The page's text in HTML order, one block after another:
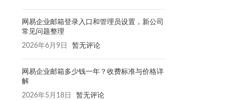
网易企业邮箱登录入口和管理员设置，新公司
常见问题整理
2026年6月9日 暂无评论
网易企业邮箱多少钱一年？收费标准与价格详
解
2026年5月18日 暂无评论